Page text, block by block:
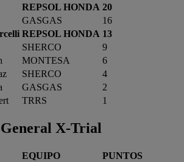
REPSOL HONDA 20
GASGAS
16
REPSOL HONDA 13
SHERCO
9
MONTESA
6
SHERCO
4
GASGAS
2
TRRS 1
X-Trial
EQUIPO
PUNTOS